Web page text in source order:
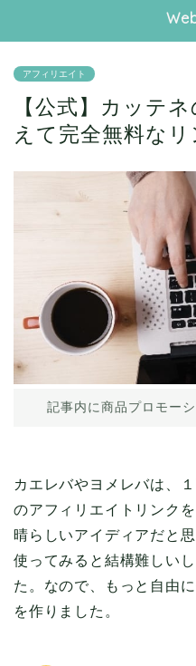
アフィリエイト
【公式】カッテ
えて完全無料な
記事内に商品プロモー
カエレバやヨメレバは、
のアフィリエイトリンク
晴らしいアイディアだと
使ってみると結構難しい
た。なので、もっと自由
を作りました。